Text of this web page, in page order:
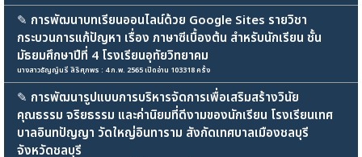
✎ การพัฒนาบทเรียนออนไลน์ด้วย Google Sites รายวิชา
กระบวนการแก้ปัญหา เรื่อง ภาษาซีเบื้องต้น สำหรับนักเรียน ชั้น
มัธยมศึกษาปีที่ 4 โรงเรียนอุทัยวิทยาคม
นางสาวธัญญ์นรี สิริศุภพร : 4 ก.พ. 2565 เปิดอ่าน 103318 ครั้ง
✎ การพัฒนารูปแบบการบริหารจัดการเพื่อเสริมสร้างวินัย
คุณธรรม จริยธรรม และค่านิยมที่ดีงามของนักเรียน โรงเรียนเทศ
บาลอินทปัญญา วัดใหญ่อินทาราม สังกัดเทศบาลเมืองชลบุรี
จังหวัดชลบุรี